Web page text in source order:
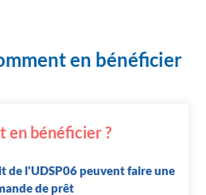
en bénéficier
en bénéficier ?
de l'UDSP06 peuvent faire une
de prêt